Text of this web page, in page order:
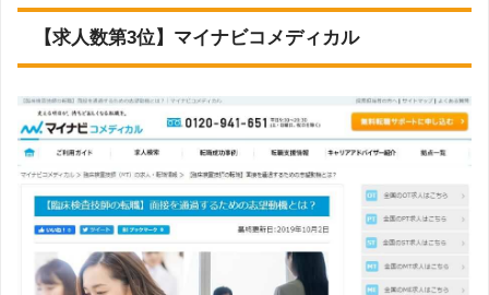
【求人数第3位】マイナビコメディカル